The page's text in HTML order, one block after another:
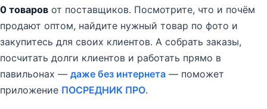
0 товаров от поставщиков. Посмотрите, что и почём
продают оптом, найдите нужный товар по фото и
закупитесь для своих клиентов. А собрать заказы,
посчитать долги клиентов и работать прямо в
павильонах — даже без интернета — поможет
приложение ПОСРЕДНИК ПРО.